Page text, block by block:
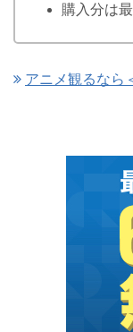
購入分は
アニメ観るなら